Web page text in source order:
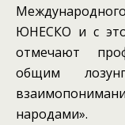
ЮНЕСКО и с
отмечают
общим
народами».